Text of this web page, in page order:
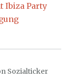
Ibiza Party
Sozialticker